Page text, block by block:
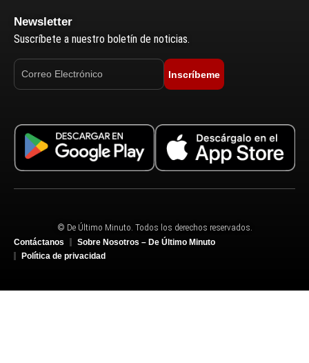
Newsletter
Suscríbete a nuestro boletín de noticias.
Inscríbeme
© De Último Minuto. Todos los derechos reservados.
Contáctanos
Sobre Nosotros – De Último Minuto
Política de privacidad